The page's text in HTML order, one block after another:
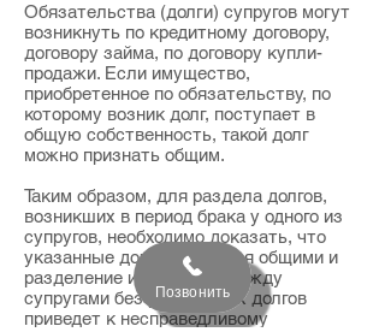
Обязательства (долги) супругов могут
возникнуть по кредитному договору,
договору займа, по договору купли-
продажи. Если имущество,
приобретенное по обязательству, по
которому возник долг, поступает в
общую собственность, такой долг
можно признать общим.
Таким образом, для раздела долгов,
возникших в период брака у одного из
супругов, необходимо доказать, что
указанные долги являются общими и
разделение имущества между
супругами без учета таких долгов
приведет к несправедливому
Позвонить